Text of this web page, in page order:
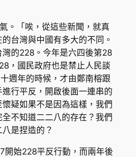
。「唉，從這些新聞，就真
台灣與中國有多大的不同。
的228。今年是六四後第28
，國民政府也是禁止人民談
週年的時候，才由鄭南榕跟
行平反，開啟後面一連串的
疑如果不是因為這樣，我們
不知道二二八的存在？我們
是捏造的？
開始228平反行動，而兩年後